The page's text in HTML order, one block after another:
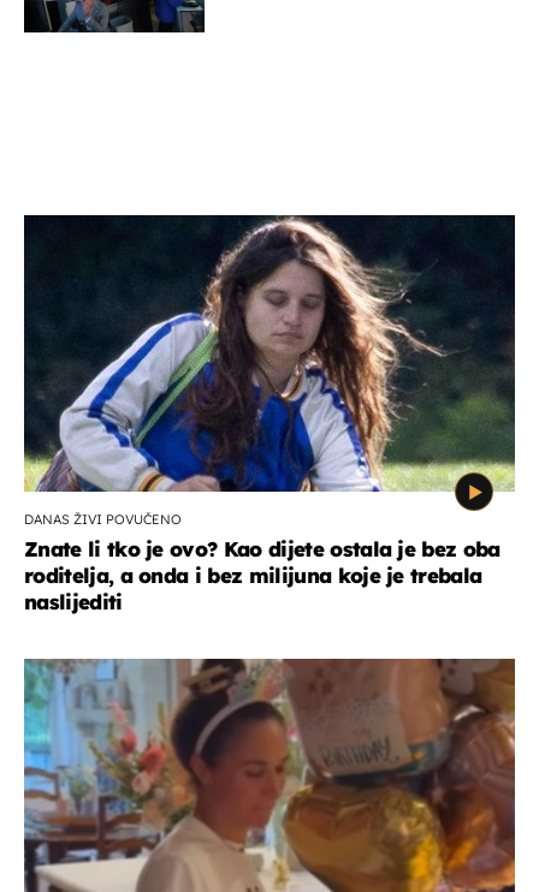
DANAS ŽIVI POVUČENO
Znate li tko je ovo? Kao dijete ostala je bez oba
roditelja, a onda i bez milijuna koje je trebala
naslijediti